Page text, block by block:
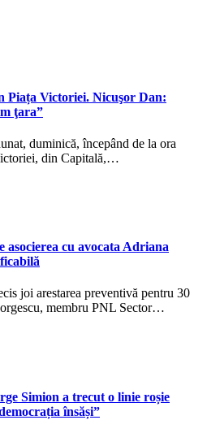
Piața Victoriei. Nicuşor Dan:
ţara”
duminică, începând de la ora
din Capitală,…
cu avocata Adriana
joi arestarea preventivă pentru 30
membru PNL Sector…
Simion a trecut o linie roșie
însăși”